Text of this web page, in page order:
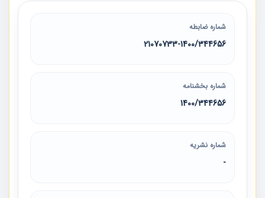
شماره ضابطه
21070733-1400/344656
شماره بخشنامه
1400/344656
شماره نشریه
-